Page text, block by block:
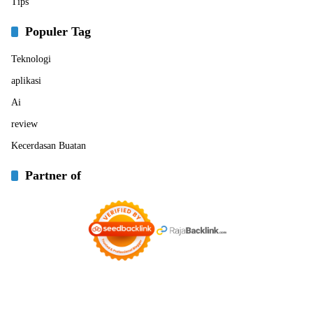
Populer Tag
Teknologi
aplikasi
Ai
review
Kecerdasan Buatan
Partner of